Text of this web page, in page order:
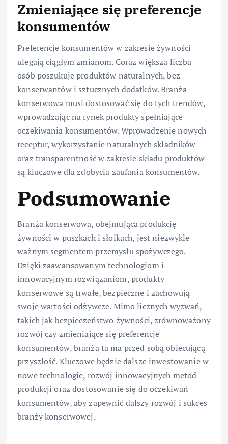
Zmieniające się preferencje
konsumentów
Preferencje konsumentów w zakresie żywności
ulegają ciągłym zmianom. Coraz większa liczba
osób poszukuje produktów naturalnych, bez
konserwantów i sztucznych dodatków. Branża
konserwowa musi dostosować się do tych trendów,
wprowadzając na rynek produkty spełniające
oczekiwania konsumentów. Wprowadzenie nowych
receptur, wykorzystanie naturalnych składników
oraz transparentność w zakresie składu produktów
są kluczowe dla zdobycia zaufania konsumentów.
Podsumowanie
Branża konserwowa, obejmująca produkcję
żywności w puszkach i słoikach, jest niezwykle
ważnym segmentem przemysłu spożywczego.
Dzięki zaawansowanym technologiom i
innowacyjnym rozwiązaniom, produkty
konserwowe są trwałe, bezpieczne i zachowują
swoje wartości odżywcze. Mimo licznych wyzwań,
takich jak bezpieczeństwo żywności, zrównoważony
rozwój czy zmieniające się preferencje
konsumentów, branża ta ma przed sobą obiecującą
przyszłość. Kluczowe będzie dalsze inwestowanie w
nowe technologie, rozwój innowacyjnych metod
produkcji oraz dostosowanie się do oczekiwań
konsumentów, aby zapewnić dalszy rozwój i sukces
branży konserwowej.